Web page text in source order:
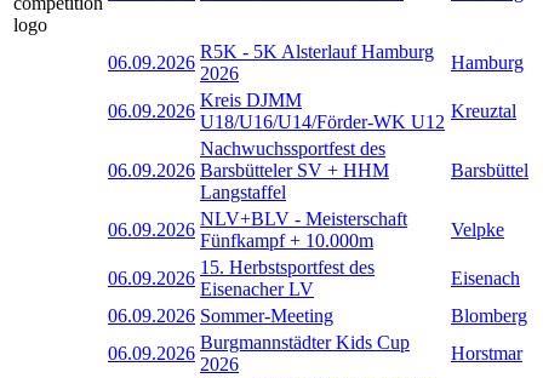
06.09.2026
R5K - 5K Alsterlauf Hamburg
2026
Hamburg
06.09.2026
Kreis DJMM
U18/U16/U14/Förder-WK U12
Kreuztal
06.09.2026
Nachwuchssportfest des
Barsbütteler SV + HHM
Langstaffel
Barsbüttel
06.09.2026
NLV+BLV - Meisterschaft
Fünfkampf + 10.000m
Velpke
06.09.2026
15. Herbstsportfest des
Eisenacher LV
Eisenach
06.09.2026 Sommer-Meeting
Blomberg
06.09.2026
Burgmannstädter Kids Cup
2026
Horstmar